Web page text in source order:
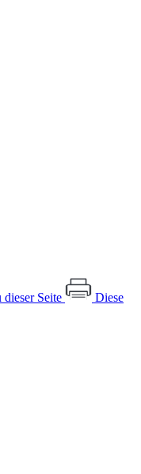
dieser Seite
Diese